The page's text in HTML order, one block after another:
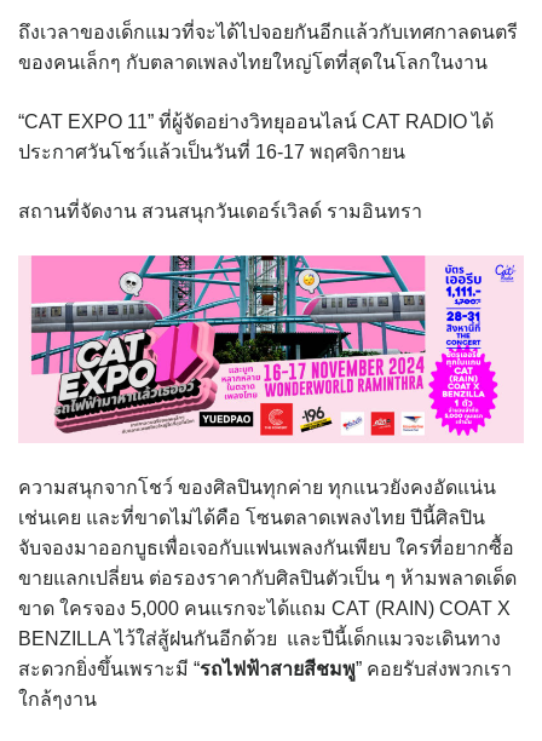
ถึงเวลาของเด็กแมวที่จะได้ไปจอยกันอีกแล้วกับเทศกาลดนตรี
ของคนเล็กๆ กับตลาดเพลงไทยใหญ่โตที่สุดในโลกในงาน
“CAT EXPO 11” ที่ผู้จัดอย่างวิทยุออนไลน์ CAT RADIO ได้
ประกาศวันโชว์แล้วเป็นวันที่ 16-17 พฤศจิกายน
สถานที่จัดงาน สวนสนุกวันเดอร์เวิลด์ รามอินทรา
ความสนุกจากโชว์ ของศิลปินทุกค่าย ทุกแนวยังคงอัดแน่น
เช่นเคย และที่ขาดไม่ได้คือ โซนตลาดเพลงไทย ปีนี้ศิลปิน
จับจองมาออกบูธเพื่อเจอกับแฟนเพลงกันเพียบ ใครที่อยากซื้อ
ขายแลกเปลี่ยน ต่อรองราคากับศิลปินตัวเป็น ๆ ห้ามพลาดเด็ด
ขาด ใครจอง 5,000 คนแรกจะได้แถม CAT (RAIN) COAT X
BENZILLA ไว้ใส่สู้ฝนกันอีกด้วย และปีนี้เด็กแมวจะเดินทาง
สะดวกยิ่งขึ้นเพราะมี “รถไฟฟ้าสายสีชมพู” คอยรับส่งพวกเรา
ใกล้ๆงาน